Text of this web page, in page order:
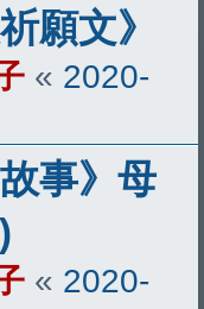
願文》
« 2020-
事》母
« 2020-